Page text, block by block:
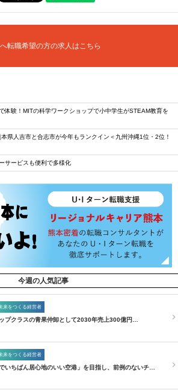
転職希望の方の求人はこちら
体験！MITの科学ワークショップで小中学生がSTEAM教育を
県人吉市と合志市が今年もランクイン＜九州沖縄1位・2位！
サービスも便利で多様化
今週の人気記事
来をつくる経営者
プクラスの青果仲卸として2030年売上300億円…
来をつくる経営者
でいちばん居心地のいい空港」を目指し、前例のないチ…